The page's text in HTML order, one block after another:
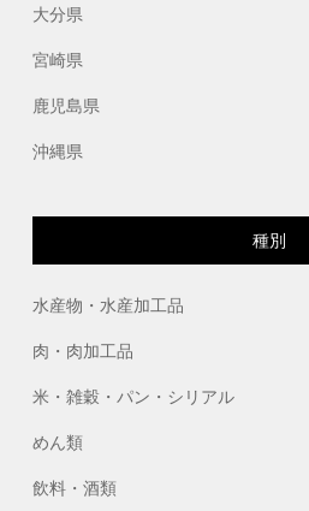
大分県
宮崎県
鹿児島県
沖縄県
種別
水産物・水産加工品
肉・肉加工品
米・雑穀・パン・シリアル
めん類
飲料・酒類